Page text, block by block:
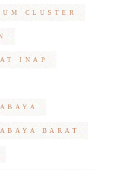
CLUSTER
INAP
BARAT